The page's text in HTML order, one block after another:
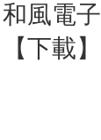
風電子
下載】